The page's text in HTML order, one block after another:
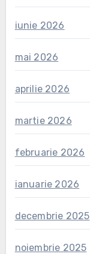
iunie 2026
mai 2026
aprilie 2026
martie 2026
februarie 2026
ianuarie 2026
decembrie 2025
noiembrie 2025